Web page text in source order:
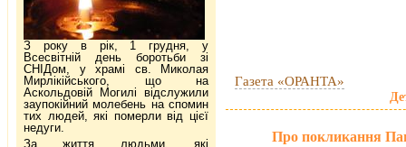
Газета «ОРАНТА»
Про покликання
З року в рік, 1 грудня, у
Всесвітній день боротьби зі
СНІДом, у храмі св. Миколая
Мирлікійського, що на
Аскольдовій Могилі відслужили
заупокійний молебень на спомин
тих людей, які померли від цієї
недуги.
За життя людьми, які